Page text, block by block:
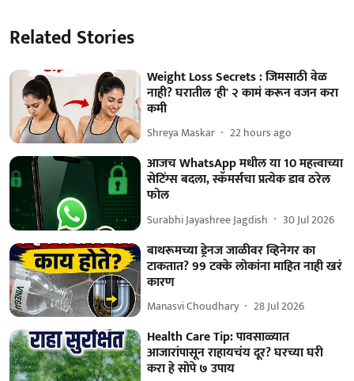
Related Stories
Weight Loss Secrets : जिमसाठी वेळ
नाही? घरातील 'ही' २ कामं करून वजन करा
कमी
Shreya Maskar 22 hours ago
आजच WhatsApp मधील या 10 महत्त्वाच्या
सेटिंग्स बदला, स्कॅमर्सचा प्रत्येक डाव ठरेल
फोल
Surabhi Jayashree Jagdish 30 Jul 2026
बाथरूमच्या ड्रेनज जाळीवर व्हिनेगर का
टाकतात? 99 टक्के लोकांना माहित नाही खरं
कारण
Manasvi Choudhary 28 Jul 2026
Health Care Tip: पावसाळ्यात
आजारांपासून राहायचंय दूर? घरच्या घरी
करा हे सोपे ७ उपाय